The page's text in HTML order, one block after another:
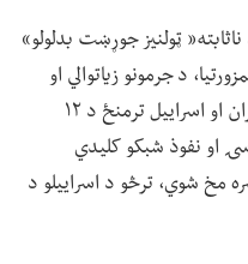
ټولنیز جوړښت بدلولو»
د جرمونو زیاتوالي او
نورو ځپونکو دلایلو له امله وو، خو د ایران او اسراییل ترمنځ د ۱۲
او نفوذ شبکو کلیدي
مخ شوي، ترڅو د اسراییلو د